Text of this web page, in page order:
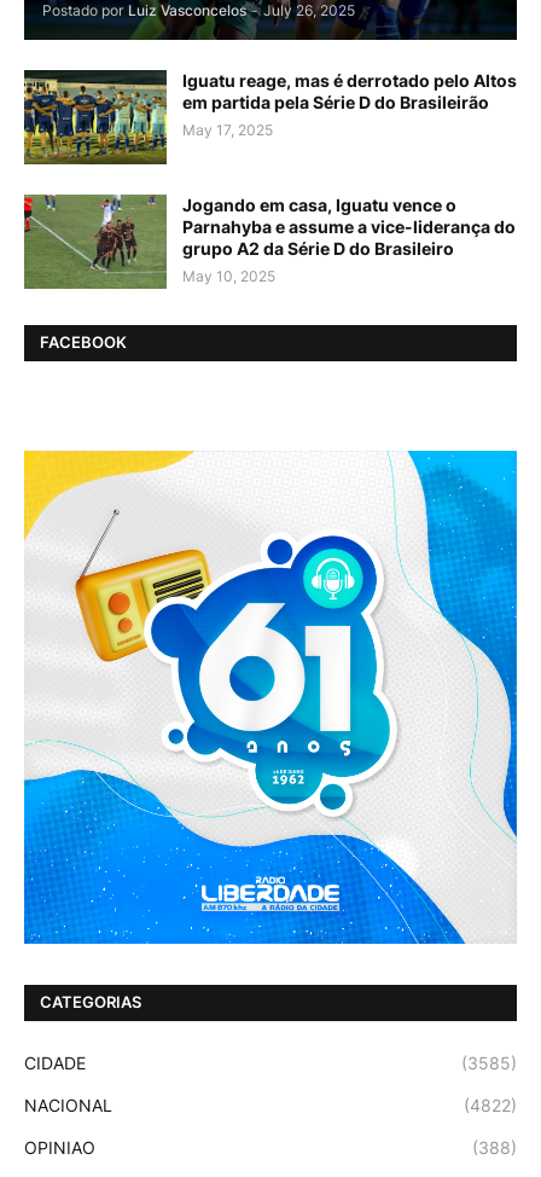
Postado por Luiz Vasconcelos - July 26, 2025
Iguatu reage, mas é derrotado pelo Altos
em partida pela Série D do Brasileirão
May 17, 2025
Jogando em casa, Iguatu vence o
Parnahyba e assume a vice-liderança do
grupo A2 da Série D do Brasileiro
May 10, 2025
FACEBOOK
CATEGORIAS
CIDADE (3585)
NACIONAL (4822)
OPINIAO (388)